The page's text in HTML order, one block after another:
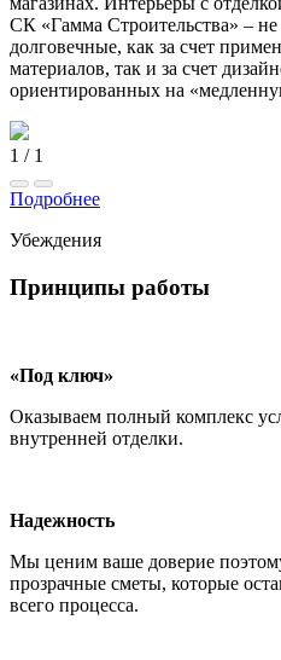
СК «Гамма Строительства» – не
долговечные, как за счет
материалов, так и за счет
ориентированных на
1 / 1
Подробнее
Убеждения
Принципы работы
«Под ключ»
Оказываем полный комплекс
внутренней отделки.
Надежность
Мы ценим ваше доверие
прозрачные сметы, которые
всего процесса.